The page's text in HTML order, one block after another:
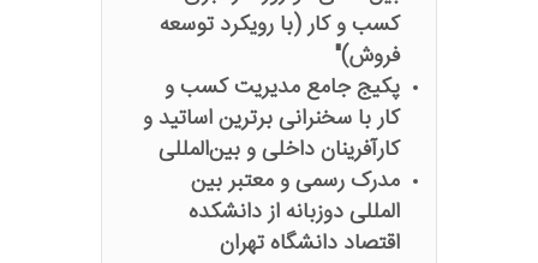
کسب و کار (با رویکرد توسعه
فروش)"
پکیج جامع مدیریت کسب و
کار با سخنرانی برترین اساتید و
کارآفرینان داخلی و بین‌المللی
مدرک رسمی و معتبر بین
المللی دوزبانه از دانشکده
اقتصاد دانشگاه تهران